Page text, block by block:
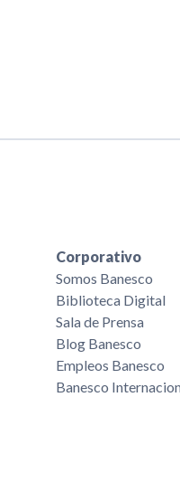
Corporativo
Somos Banesco
Biblioteca Digital
Sala de Prensa
Blog Banesco
Empleos Banesco
Banesco